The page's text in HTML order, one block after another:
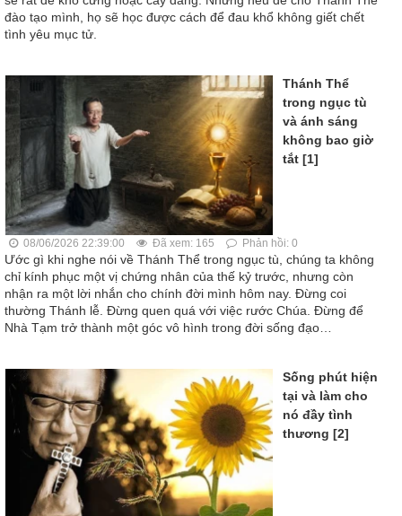
đào tạo mình, họ sẽ học được cách để đau khổ không giết chết
tình yêu mục tử.
Thánh Thể
trong ngục tù
và ánh sáng
không bao giờ
tắt [1]
08/06/2026 22:39:00 Đã xem: 165 Phản hồi: 0
Ước gì khi nghe nói về Thánh Thể trong ngục tù, chúng ta không
chỉ kính phục một vị chứng nhân của thế kỷ trước, nhưng còn
nhận ra một lời nhắn cho chính đời mình hôm nay. Đừng coi
thường Thánh lễ. Đừng quen quá với việc rước Chúa. Đừng để
Nhà Tạm trở thành một góc vô hình trong đời sống đạo…
Sống phút hiện
tại và làm cho
nó đầy tình
thương [2]